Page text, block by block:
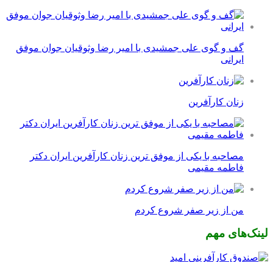
گف و گوی علی جمشیدی با امیر رضا وثوقیان جوان موفق
ایرانی
زنان کارآفرین
مصاحبه با یکی از موفق ترین زنان کارآفرین ایران دکتر
فاطمه مقیمی
من از زیر صفر شروع کردم
لینک‌های مهم